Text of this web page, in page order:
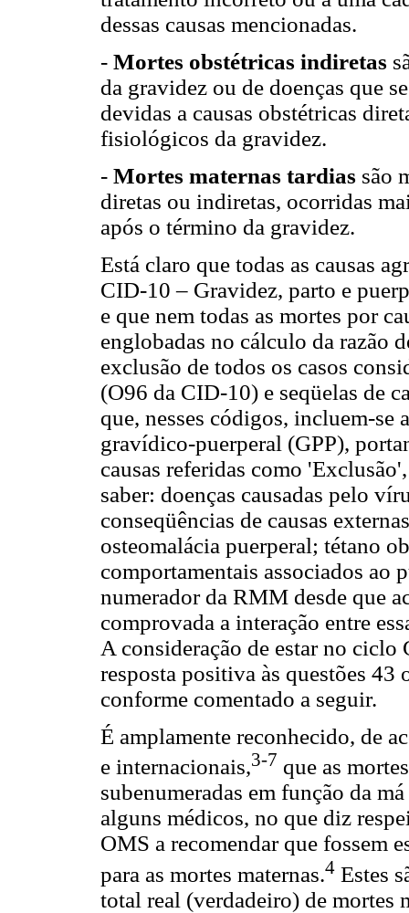
dessas causas mencionadas.
- Mortes obstétricas indiretas
da gravidez ou de doenças que
devidas a causas obstétricas
fisiológicos da gravidez.
- Mortes maternas tardias são
diretas ou indiretas, ocorridas
após o término da gravidez.
Está claro que todas as causas
CID-10 – Gravidez, parto e
e que nem todas as mortes por
englobadas no cálculo da razão
exclusão de todos os casos
(O96 da CID-10) e seqüelas de
que, nesses códigos, incluem-
gravídico-puerperal (GPP),
causas referidas como
saber: doenças causadas pelo
conseqüências de causas
osteomalácia puerperal; tétano
comportamentais associados ao
numerador da RMM desde que
comprovada a interação entre
A consideração de estar no ciclo
resposta positiva às questões
conforme comentado a seguir.
É amplamente reconhecido, de
e internacionais,3-7 que as
subenumeradas em função da
alguns médicos, no que diz
OMS a recomendar que fossem
para as mortes maternas.4 Estes
total real (verdadeiro) de mortes